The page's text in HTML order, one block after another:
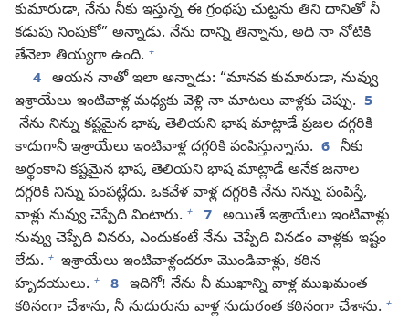
కుమారుడా, నేను నీకు ఇస్తున్న ఈ గ్రంథపు చుట్టను తిని దానితో నీ
కడుపు నింపుకో” అన్నాడు. నేను దాన్ని తిన్నాను, అది నా నోటికి
తేనెలా తియ్యగా ఉంది. +
4 ఆయన నాతో ఇలా అన్నాడు: “మానవ కుమారుడా, నువ్వు
ఇశ్రాయేలు ఇంటివాళ్ల మధ్యకు వెళ్లి నా మాటలు వాళ్లకు చెప్పు. 5
నేను నిన్ను కష్టమైన భాష, తెలియని భాష మాట్లాడే ప్రజల దగ్గరికి
కాదుగానీ ఇశ్రాయేలు ఇంటివాళ్ల దగ్గరికి పంపిస్తున్నాను. 6 నీకు
అర్థంకాని కష్టమైన భాష, తెలియని భాష మాట్లాడే అనేక జనాల
దగ్గరికి నిన్ను పంపట్లేదు. ఒకవేళ వాళ్ల దగ్గరికి నేను నిన్ను పంపిస్తే,
వాళ్లు నువ్వు చెప్పేది వింటారు. + 7 అయితే ఇశ్రాయేలు ఇంటివాళ్లు
నువ్వు చెప్పేది వినరు, ఎందుకంటే నేను చెప్పేది వినడం వాళ్లకు ఇష్టం
లేదు. + ఇశ్రాయేలు ఇంటివాళ్లందరూ మొండివాళ్లు, కఠిన
హృదయులు. + 8 ఇదిగో! నేను నీ ముఖాన్ని వాళ్ల ముఖమంత
కఠినంగా చేశాను, నీ నుదురును వాళ్ల నుదురంత కఠినంగా చేశాను. +